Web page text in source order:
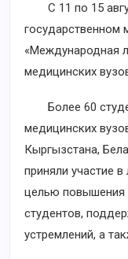
С 11 по 15
государственном
«Международная
медицинских
Более 60
медицинских
Кыргызстана,
приняли участие
целью повышения
студентов,
устремлений, а